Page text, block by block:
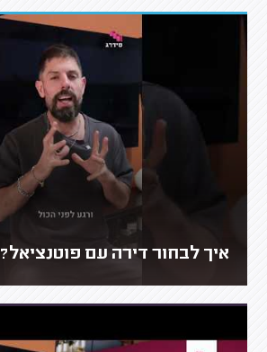
איך לבחור דירה עם פוטנציאל?